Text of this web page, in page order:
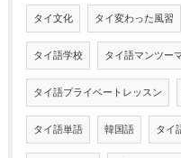
タイ文化 タイ変わった風習
タイ語学校 タイ語マンツー
タイ語プライベートレッスン
タイ語単語 韓国語 タイ